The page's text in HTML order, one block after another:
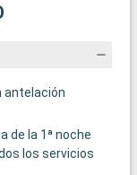
antelación
de la 1ª noche
los servicios